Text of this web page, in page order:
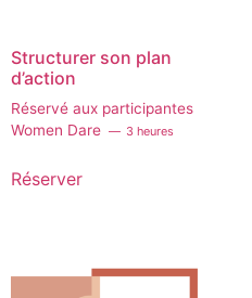
Structurer son plan
d’action
Réservé aux participantes
Women Dare
3 heures
Réserver